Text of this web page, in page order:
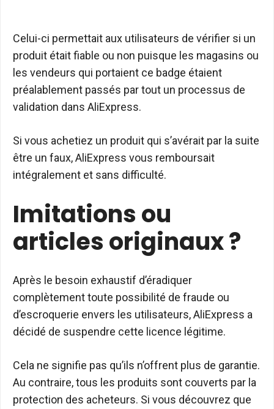
Celui-ci permettait aux utilisateurs de vérifier si un
produit était fiable ou non puisque les magasins ou
les vendeurs qui portaient ce badge étaient
préalablement passés par tout un processus de
validation dans AliExpress.
Si vous achetiez un produit qui s’avérait par la suite
être un faux, AliExpress vous remboursait
intégralement et sans difficulté.
Imitations ou
articles originaux ?
Après le besoin exhaustif d’éradiquer
complètement toute possibilité de fraude ou
d’escroquerie envers les utilisateurs, AliExpress a
décidé de suspendre cette licence légitime.
Cela ne signifie pas qu’ils n’offrent plus de garantie.
Au contraire, tous les produits sont couverts par la
protection des acheteurs. Si vous découvrez que